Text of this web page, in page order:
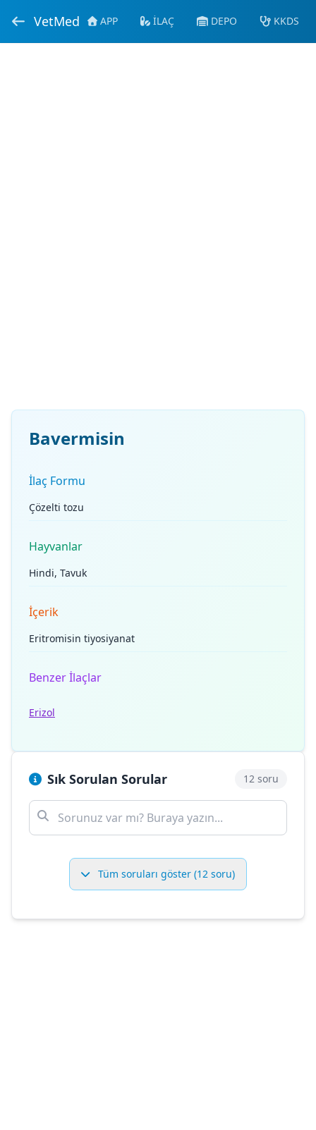
VetMed APP İLAÇ DEPO KKDS
Bavermisin
İlaç Formu
Çözelti tozu
Hayvanlar
Hindi, Tavuk
İçerik
Eritromisin tiyosiyanat
Benzer İlaçlar
Erizol
Sık Sorulan Sorular 12 soru
Tüm soruları göster (12 soru)